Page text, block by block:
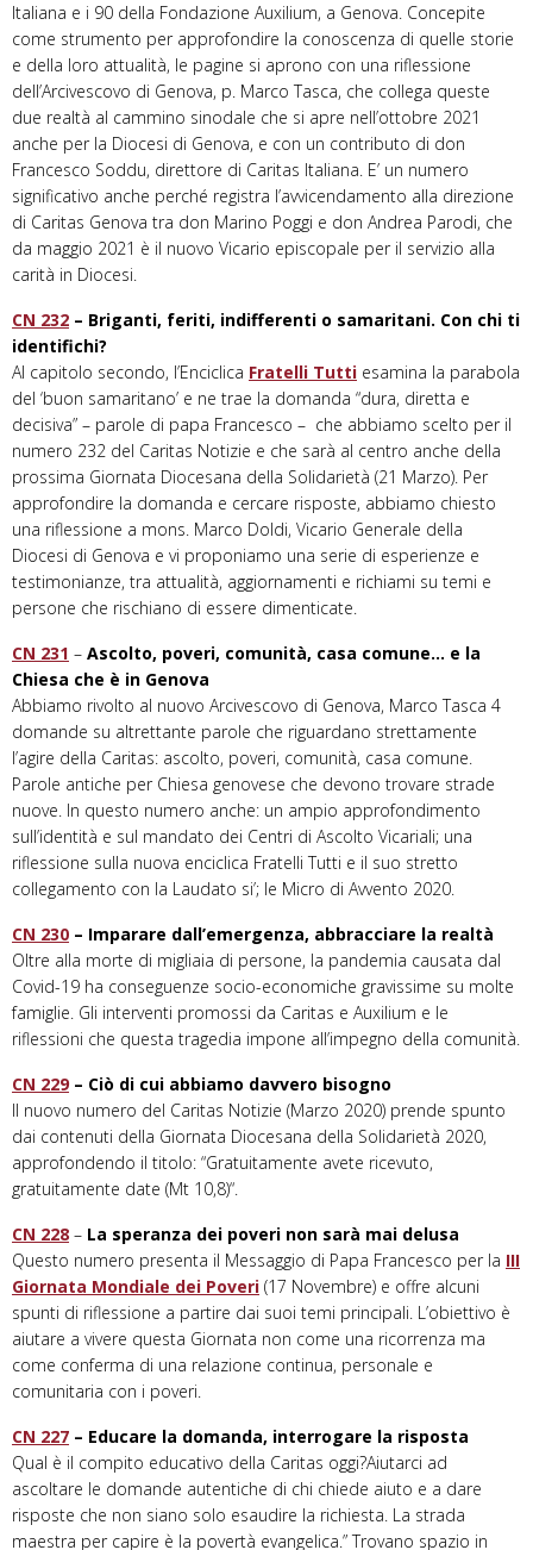
Italiana e i 90 della Fondazione Auxilium, a Genova. Concepite
come strumento per approfondire la conoscenza di quelle storie
e della loro attualità, le pagine si aprono con una riflessione
dell’Arcivescovo di Genova, p. Marco Tasca, che collega queste
due realtà al cammino sinodale che si apre nell’ottobre 2021
anche per la Diocesi di Genova, e con un contributo di don
Francesco Soddu, direttore di Caritas Italiana. E’ un numero
significativo anche perché registra l’avvicendamento alla direzione
di Caritas Genova tra don Marino Poggi e don Andrea Parodi, che
da maggio 2021 è il nuovo Vicario episcopale per il servizio alla
carità in Diocesi.
CN 232 – Briganti, feriti, indifferenti o samaritani. Con chi ti
identifichi?
Al capitolo secondo, l’Enciclica Fratelli Tutti esamina la parabola
del ‘buon samaritano’ e ne trae la domanda “dura, diretta e
decisiva” – parole di papa Francesco – che abbiamo scelto per il
numero 232 del Caritas Notizie e che sarà al centro anche della
prossima Giornata Diocesana della Solidarietà (21 Marzo). Per
approfondire la domanda e cercare risposte, abbiamo chiesto
una riflessione a mons. Marco Doldi, Vicario Generale della
Diocesi di Genova e vi proponiamo una serie di esperienze e
testimonianze, tra attualità, aggiornamenti e richiami su temi e
persone che rischiano di essere dimenticate.
CN 231 – Ascolto, poveri, comunità, casa comune… e la
Chiesa che è in Genova
Abbiamo rivolto al nuovo Arcivescovo di Genova, Marco Tasca 4
domande su altrettante parole che riguardano strettamente
l’agire della Caritas: ascolto, poveri, comunità, casa comune.
Parole antiche per Chiesa genovese che devono trovare strade
nuove. In questo numero anche: un ampio approfondimento
sull’identità e sul mandato dei Centri di Ascolto Vicariali; una
riflessione sulla nuova enciclica Fratelli Tutti e il suo stretto
collegamento con la Laudato si’; le Micro di Avvento 2020.
CN 230 – Imparare dall’emergenza, abbracciare la realtà
Oltre alla morte di migliaia di persone, la pandemia causata dal
Covid-19 ha conseguenze socio-economiche gravissime su molte
famiglie. Gli interventi promossi da Caritas e Auxilium e le
riflessioni che questa tragedia impone all’impegno della comunità.
CN 229 – Ciò di cui abbiamo davvero bisogno
Il nuovo numero del Caritas Notizie (Marzo 2020) prende spunto
dai contenuti della Giornata Diocesana della Solidarietà 2020,
approfondendo il titolo: “Gratuitamente avete ricevuto,
gratuitamente date (Mt 10,8)“.
CN 228 – La speranza dei poveri non sarà mai delusa
Questo numero presenta il Messaggio di Papa Francesco per la III
Giornata Mondiale dei Poveri (17 Novembre) e offre alcuni
spunti di riflessione a partire dai suoi temi principali. L’obiettivo è
aiutare a vivere questa Giornata non come una ricorrenza ma
come conferma di una relazione continua, personale e
comunitaria con i poveri.
CN 227 – Educare la domanda, interrogare la risposta
Qual è il compito educativo della Caritas oggi?Aiutarci ad
ascoltare le domande autentiche di chi chiede aiuto e a dare
risposte che non siano solo esaudire la richiesta. La strada
maestra per capire è la povertà evangelica.” Trovano spazio in